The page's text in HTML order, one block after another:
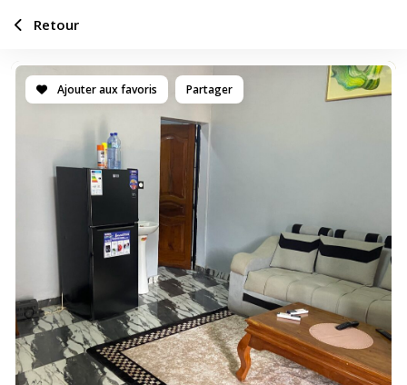
Ajouter aux favoris Partager
Retour